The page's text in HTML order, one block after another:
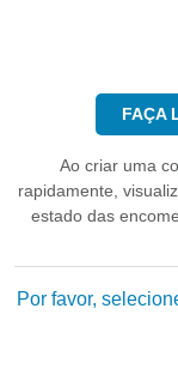
FAÇA
Ao criar uma
rapidamente,
estado das
Por favor,